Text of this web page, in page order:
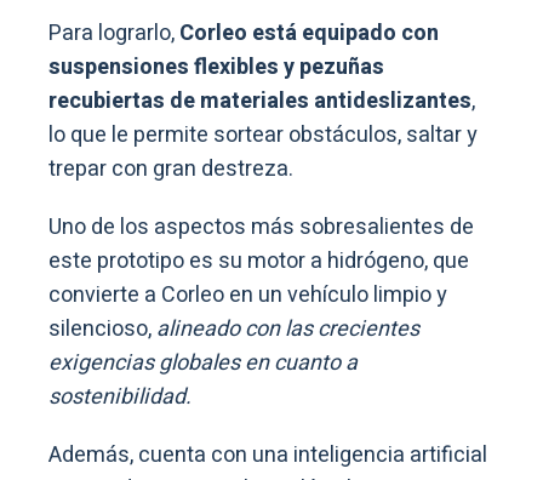
Para lograrlo,Corleo está equipado con
suspensiones flexibles y pezuñas
recubiertas de materiales antideslizantes,
lo que le permite sortear obstáculos, saltar y
trepar con gran destreza.
Uno de los aspectos más sobresalientes de
este prototipo es su motor a hidrógeno, que
convierte a Corleo en un vehículo limpio y
silencioso,alineado con las crecientes
exigencias globales en cuanto a
sostenibilidad.
Además, cuenta con una inteligencia artificial